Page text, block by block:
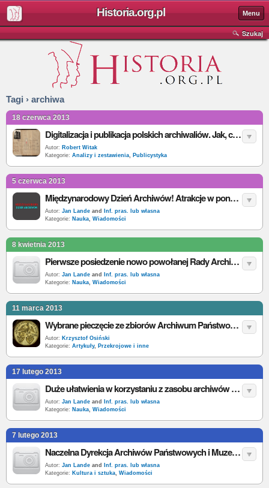
Historia.org.pl Menu
Szukaj
Tagi › archiwa
18 czerwca 2013
Digitalizacja i publikacja polskich archiwaliów. Jak, co i dlaczego tylko tyle...
Autor: Robert Witak
Kategorie: Analizy i zestawienia, Publicystyka
5 czerwca 2013
Międzynarodowy Dzień Archiwów! Atrakcje w ponad 20 miastach Polski
Autor: Jan Lande and
Inf. pras. lub własna
Kategorie: Nauka, Wiadomości
8 kwietnia 2013
Pierwsze posiedzenie nowo powołanej Rady Archiwalnej
Autor: Jan Lande and
Inf. pras. lub własna
Kategorie: Nauka, Wiadomości
11 marca 2013
Wybrane pieczęcie ze zbiorów Archiwum Państwowego w Poznaniu
Autor: Krzysztof Osiński
Kategorie: Artykuły, Przekrojowe i inne
17 lutego 2013
Duże ułatwienia w korzystaniu z zasobu archiwów państwowych
Autor: Jan Lande and
Inf. pras. lub własna
Kategorie: Nauka, Wiadomości
7 lutego 2013
Naczelna Dyrekcja Archiwów Państwowych i Muzeum Historii Żydów Polskich zawarły porozumienie o współpracy
Autor: Jan Lande and
Inf. pras. lub własna
Kategorie: Kultura i sztuka, Wiadomości